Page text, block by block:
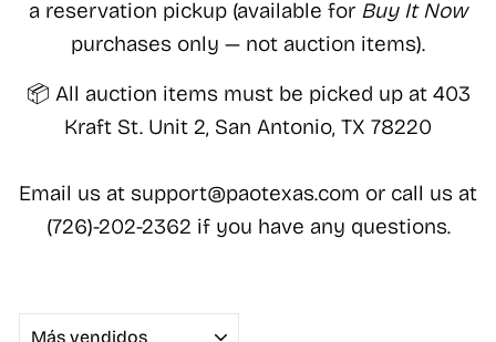
a reservation pickup (available for Buy It Now
purchases only — not auction items).
📦 All auction items must be picked up at 403
Kraft St. Unit 2, San Antonio, TX 78220
Email us at support@paotexas.com or call us at
(726)-202-2362 if you have any questions.